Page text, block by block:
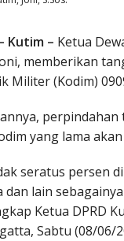
Kutim – Ketua
memberikan
Militer (Kodim)
yang lama
seratus persen
dan lain
Ketua DPRD
Sabtu (08/06/